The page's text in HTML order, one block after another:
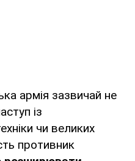
армія зазвичай не
із
чи великих
противник